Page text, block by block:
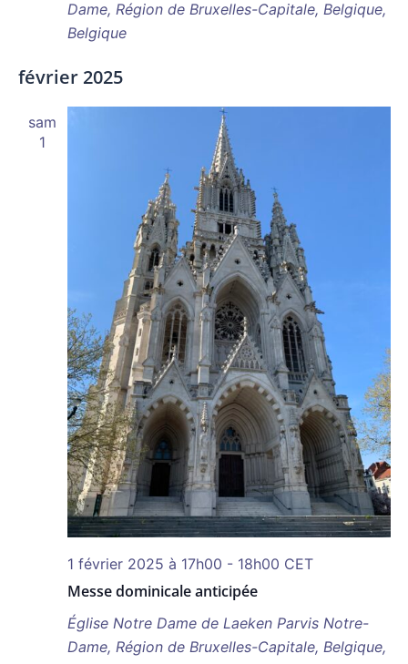
Dame, Région de Bruxelles-Capitale, Belgique,
Belgique
février 2025
sam
1
Messe dominicale anticipée
1 février 2025 à 17h00 - 18h00 CET
Église Notre Dame de Laeken Parvis Notre-
Dame, Région de Bruxelles-Capitale, Belgique,